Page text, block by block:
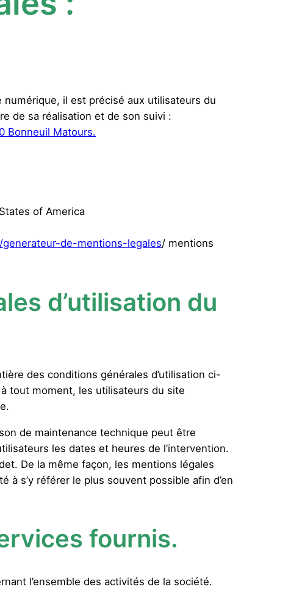
numérique, il est précisé aux utilisateurs du
de sa réalisation et de son suivi :
Bonneuil Matours.
of America
de-mentions-legales/ mentions
d’utilisation du
des conditions générales d’utilisation ci-
tout moment, les utilisateurs du site
de maintenance technique peut être
les dates et heures de l’intervention.
De la même façon, les mentions légales
à s’y référer le plus souvent possible afin d’en
fournis.
l’ensemble des activités de la société.